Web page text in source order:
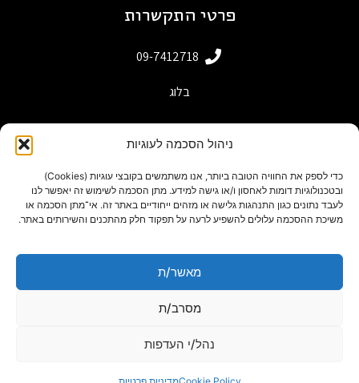
ניהול הסכמה לעוגיות
כדי לספק את החוויה הטובה ביותר, אנו משתמשים בקובצי עוגיות (Cookies)
ובטכנולוגיות דומות לאחסון ו/או גישה למידע. מתן הסכמה לשימוש זה יאפשר לנו
לעבד נתונים כגון התנהגות גלישה או מזהים ייחודיים באתר זה. אי־מתן הסכמה או
משיכת ההסכמה עלולים להשפיע לרעה על תפקוד חלק מהתכנים והשירותים באתר.
מאשר/ת
מסרב/ת
נהל/י העדפות
פרטי התקשרות
09-7412718
בלוג
powered by adactive
תנאי שימוש באתר